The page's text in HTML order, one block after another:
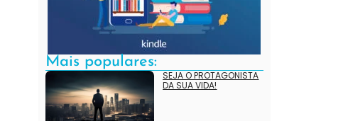
Mais populares:
SEJA O PROTAGONISTA
DA SUA VIDA!